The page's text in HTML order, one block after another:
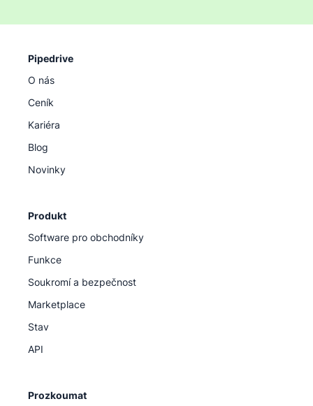
Pipedrive
O nás
Ceník
Kariéra
Blog
Novinky
Produkt
Software pro obchodníky
Funkce
Soukromí a bezpečnost
Marketplace
Stav
API
Prozkoumat